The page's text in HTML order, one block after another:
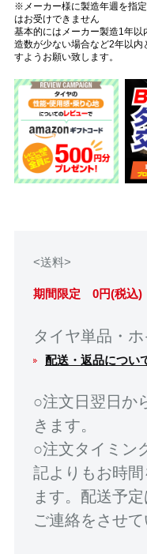
※メーカー様に製造年週を指
はお受けできません
基本的にはメーカー製造1年
造数が少ない場合など2年以内
すようお願い致します。
<送料>
期間限定 0円(税込)
タイヤ単品・
配送・返品につい
○注文日翌日か
きます。
○注文タイミン
記よりもお時
ます。配送予
ご連絡をさせて